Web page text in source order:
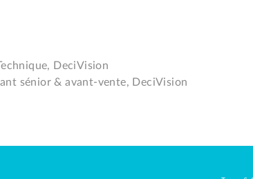
DeciVision
sénior & avant-vente, DeciVision